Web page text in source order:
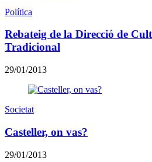
Política
Rebateig de la Direcció de
Tradicional
29/01/2013
Societat
Casteller, on vas?
29/01/2013